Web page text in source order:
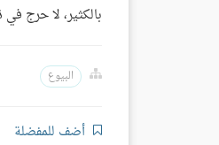
بالكثير، لا حرج
البيوع
أضف للمفضلة